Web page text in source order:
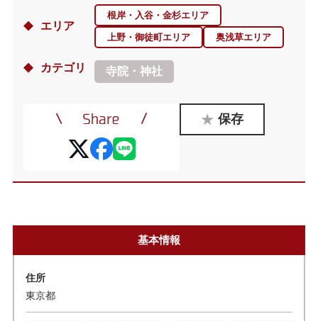
エリア
根岸・入谷・金杉エリア
上野・御徒町エリア 奥浅草エリア
カテゴリ 寺院・神社
保存
基本情報
住所
東京都